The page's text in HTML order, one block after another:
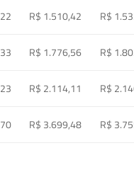
R$ 1.510,42 R$
R$ 1.776,56 R$
R$ 2.114,11 R$
R$ 3.699,48 R$